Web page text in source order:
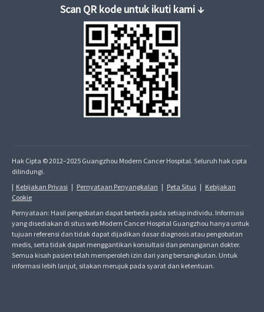
Hak Cipta © 2012–2025 Guangzhou Modern Cancer Hospital. Seluruh hak cipta
dilindungi.
| Kebijakan Privasi | Pernyataan Penyangkalan | Peta Situs | Kebijakan
Cookie
Pernyataan: Hasil pengobatan dapat berbeda pada setiap individu. Informasi
yang disediakan di situs web Modern Cancer Hospital Guangzhou hanya untuk
tujuan referensi dan tidak dapat dijadikan dasar diagnosis atau pengobatan
medis, serta tidak dapat menggantikan konsultasi dan penanganan dokter.
Semua kisah pasien telah memperoleh izin dari yang bersangkutan. Untuk
informasi lebih lanjut, silakan merujuk pada syarat dan ketentuan.